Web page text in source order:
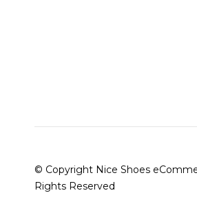
© Copyright Nice Shoes
Rights Reserved